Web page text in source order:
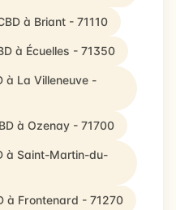
à Briant - 71110
à Écuelles - 71350
à La Villeneuve -
à Ozenay - 71700
à Saint-Martin-du-
à Frontenard - 71270